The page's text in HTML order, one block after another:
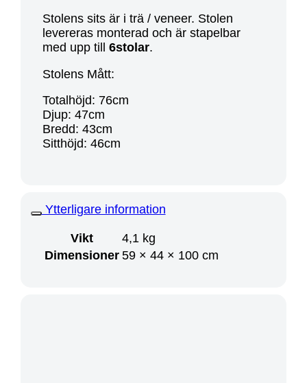
Stolens sits är i trä / veneer. Stolen
levereras monterad och är stapelbar
med upp till6stolar.
Stolens Mått:
Totalhöjd: 76cm
Djup: 47cm
Bredd: 43cm
Sitthöjd: 46cm
Ytterligare information
Vikt
4,1 kg
Dimensioner 59 × 44 × 100 cm